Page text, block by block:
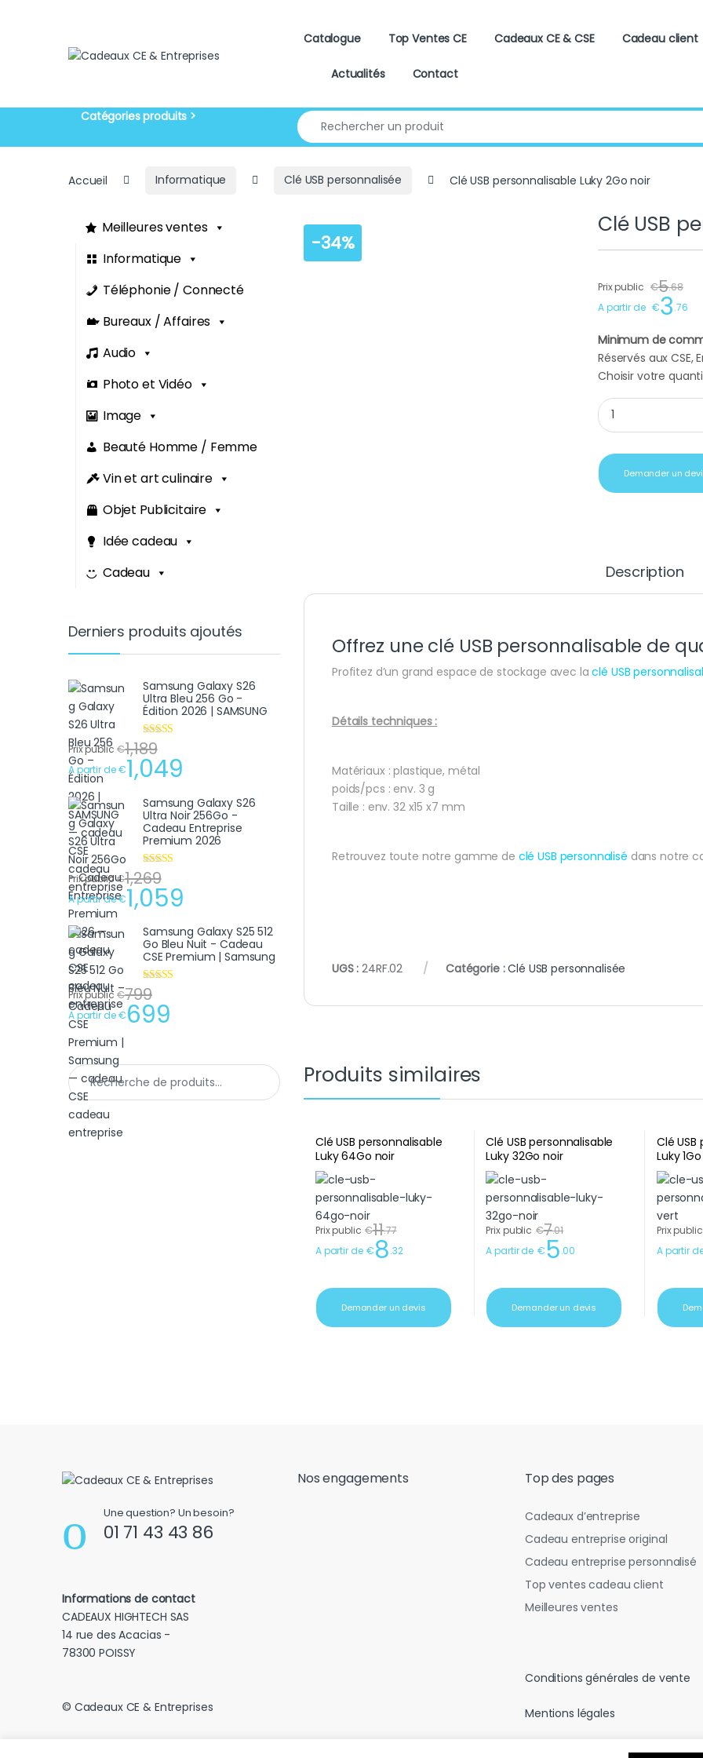
Catalogue
Top Ventes CE Cadeaux CE & CSE Cadeau client
Actualités Contact
Search for:
Accueil Informatique Clé USB personnalisée Clé USB personnalisable Luky 2Go noir
-34%
Clé USB
Prix public €5.68
A partir de €3.76
Minimum de
Réservés aux
Choisir votre
Clé USB
Demander un
Description
Offrez une clé USB personnalisable de
Profitez d’un grand espace de stockage avec la clé USB
Détails techniques :
Matériaux : plastique, métal
poids/pcs : env. 3 g
Taille : env. 32 x15 x7 mm
Retrouvez toute notre gamme de clé USB personnalisé dans notre
UGS :24RF.02 Catégorie :Clé USB personnalisée
Produits similaires
Clé USB personnalisable
Luky 64Go noir
Prix public €11.77
A partir de €8.32
Demander un devis
Clé USB personnalisable
Luky 32Go noir
Prix public €7.01
A partir de €5.00
Demander un devis
Clé
Luky
Prix public
A partir
Meilleures ventes
Informatique
Téléphonie / Connecté
Bureaux / Affaires
Audio
Photo et Vidéo
Image
Beauté Homme / Femme
Vin et art culinaire
Objet Publicitaire
Idée cadeau
Cadeau
Derniers produits ajoutés
Samsung Galaxy S26
Ultra Bleu 256 Go -
Édition 2026 | SAMSUNG
Note
sur 5
Prix public €1,189
A partir de €1,049
Samsung Galaxy S26
Ultra Noir 256Go -
Cadeau Entreprise
Premium 2026
Note
sur 5
Prix public €1,269
A partir de €1,059
Samsung Galaxy S25 512
Go Bleu Nuit - Cadeau
CSE Premium | Samsung
Note
sur 5
Prix public €799
A partir de €699
Recherche pour :
Une question? Un besoin?
01 71 43 43 86
Informations de contact
CADEAUX HIGHTECH SAS
14 rue des Acacias -
78300 POISSY
© Cadeaux CE & Entreprises
Nos engagements Top des pages
Cadeaux d’entreprise
Cadeau entreprise original
Cadeau entreprise personnalisé
Top ventes cadeau client
Meilleures ventes
Conditions générales de vente
Mentions légales